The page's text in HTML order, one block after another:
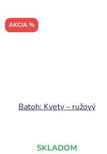
AKCIA %
Batoh: Kvety – ružový
SKLADOM